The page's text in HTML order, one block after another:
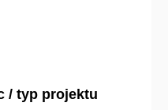
/ typ projektu